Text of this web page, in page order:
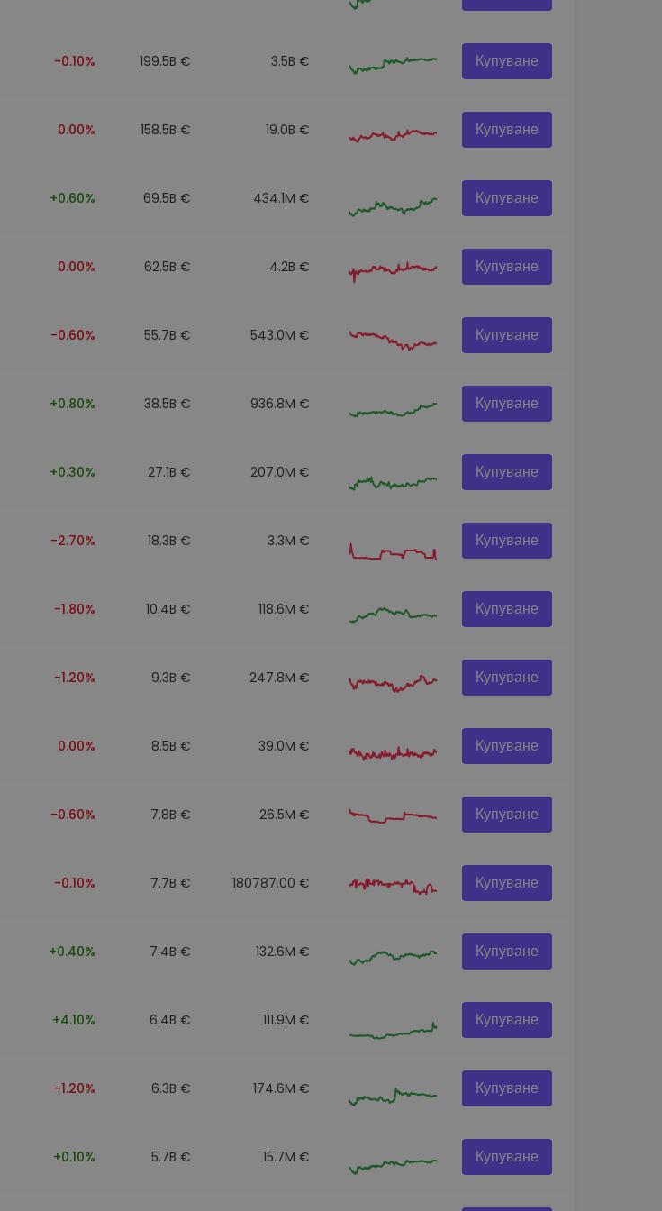
-0.10% 199.5B € 3.5B € Купуване
0.00% 158.5B € 19.0B € Купуване
+0.60% 69.5B € 434.1M € Купуване
0.00% 62.5B € 4.2B € Купуване
-0.60% 55.7B € 543.0M € Купуване
+0.80% 38.5B € 936.8M € Купуване
+0.30% 27.1B € 207.0M € Купуване
-2.70% 18.3B € 3.3M € Купуване
-1.80% 10.4B € 118.6M € Купуване
-1.20% 9.3B € 247.8M € Купуване
0.00% 8.5B € 39.0M € Купуване
-0.60% 7.8B € 26.5M € Купуване
-0.10% 7.7B € 180787.00 € Купуване
+0.40% 7.4B € 132.6M € Купуване
+4.10% 6.4B € 111.9M € Купуване
-1.20% 6.3B € 174.6M € Купуване
+0.10% 5.7B € 15.7M € Купуване